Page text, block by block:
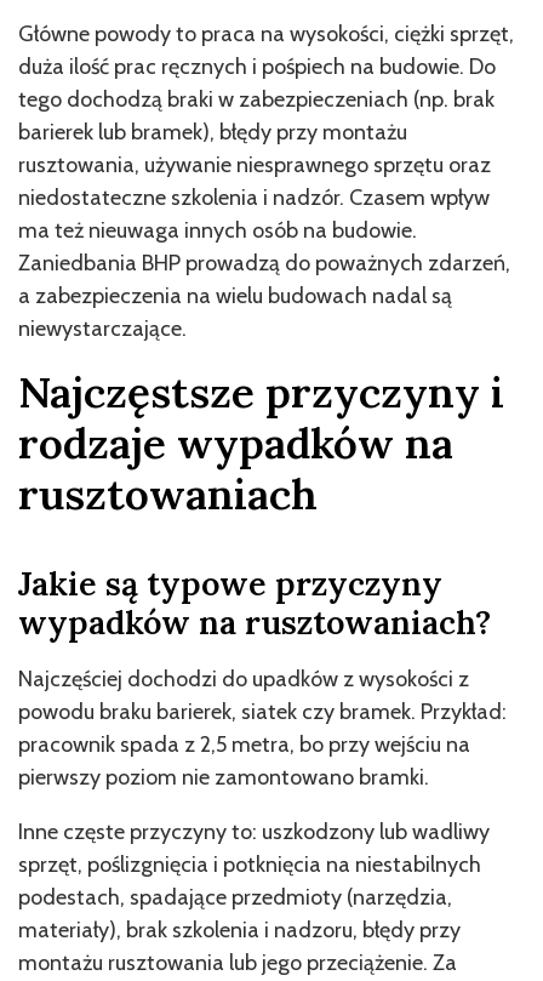
Główne powody to praca na wysokości, ciężki sprzęt,
duża ilość prac ręcznych i pośpiech na budowie. Do
tego dochodzą braki w zabezpieczeniach (np. brak
barierek lub bramek), błędy przy montażu
rusztowania, używanie niesprawnego sprzętu oraz
niedostateczne szkolenia i nadzór. Czasem wpływ
ma też nieuwaga innych osób na budowie.
Zaniedbania BHP prowadzą do poważnych zdarzeń,
a zabezpieczenia na wielu budowach nadal są
niewystarczające.
Najczęstsze przyczyny i
rodzaje wypadków na
rusztowaniach
Jakie są typowe przyczyny
wypadków na rusztowaniach?
Najczęściej dochodzi do upadków z wysokości z
powodu braku barierek, siatek czy bramek. Przykład:
pracownik spada z 2,5 metra, bo przy wejściu na
pierwszy poziom nie zamontowano bramki.
Inne częste przyczyny to: uszkodzony lub wadliwy
sprzęt, poślizgnięcia i potknięcia na niestabilnych
podestach, spadające przedmioty (narzędzia,
materiały), brak szkolenia i nadzoru, błędy przy
montażu rusztowania lub jego przeciążenie. Za